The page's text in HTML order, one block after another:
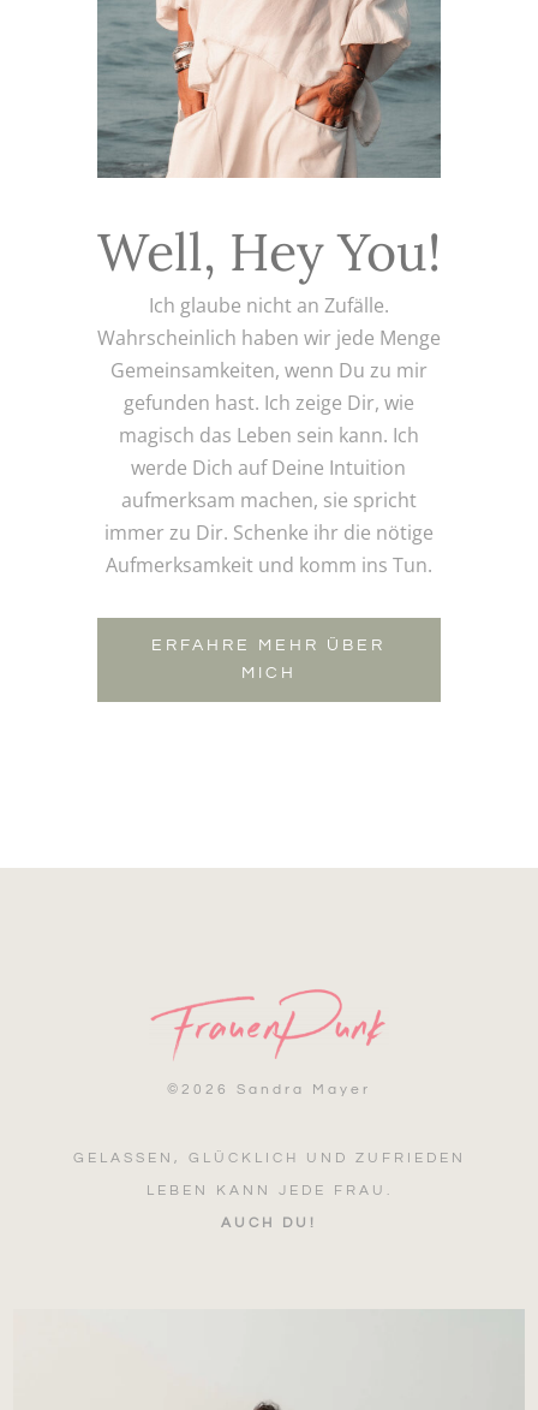
Well, Hey You!
Ich glaube nicht an Zufälle.
Wahrscheinlich haben wir jede Menge
Gemeinsamkeiten, wenn Du zu mir
gefunden hast. Ich zeige Dir, wie
magisch das Leben sein kann. Ich
werde Dich auf Deine Intuition
aufmerksam machen, sie spricht
immer zu Dir. Schenke ihr die nötige
Aufmerksamkeit und komm ins Tun.
ERFAHRE MEHR ÜBER
MICH
© 2026 Sandra Mayer
GELASSEN, GLÜCKLICH UND ZUFRIEDEN
LEBEN KANN JEDE FRAU.
AUCH DU!